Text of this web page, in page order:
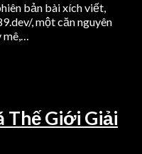
bản bài xích viết,
, một căn nguyên
mê,…
Thế Giới Giải